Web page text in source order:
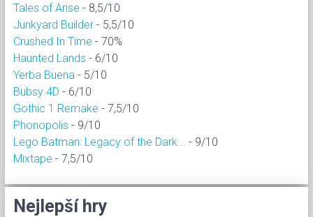
Tales of Arise - 8,5/10
Junkyard Builder - 5,5/10
Crushed In Time - 70%
Haunted Lands - 6/10
Yerba Buena - 5/10
Bubsy 4D - 6/10
Gothic 1 Remake - 7,5/10
Phonopolis - 9/10
Lego Batman: Legacy of the Dark...
- 9/10
Mixtape - 7,5/10
Nejlepší hry